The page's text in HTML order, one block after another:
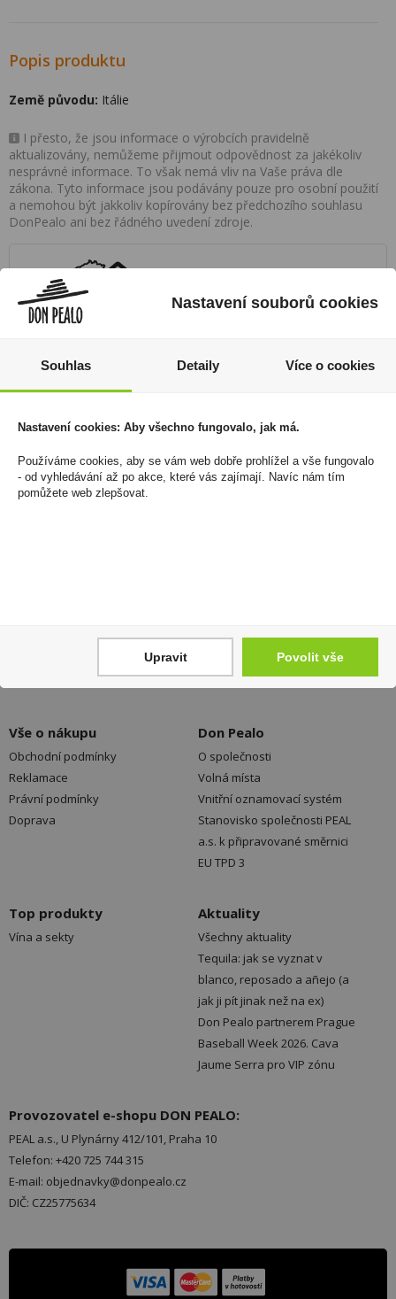
Popis produktu
Země původu: Itálie
I přesto, že jsou informace o výrobcích pravidelně
aktualizovány, nemůžeme přijmout odpovědnost za jakékoliv
nesprávné informace. To však nemá vliv na Vaše práva dle
zákona. Tyto informace jsou podávány pouze pro osobní použití
a nemohou být jakkoliv kopírovány bez předchozího souhlasu
DonPealo ani bez řádného uvedení zdroje.
Rozsáhlá síť prodejen
+420 725 744 315
denně 6:00 – 15:30 hod
Newsletter
neunikne Vám žádná akční nabídka a sleva!
místa ZDARMA
Platební možnosti
Vše o nákupu
Obchodní podmínky
Reklamace
Právní podmínky
Doprava
Don Pealo
O společnosti
Volná místa
Vnitřní oznamovací systém
Stanovisko společnosti PEAL
a.s. k připravované směrnici
EU TPD 3
Top produkty
Vína a sekty
Aktuality
Všechny aktuality
Tequila: jak se vyznat v
blanco, reposado a añejo (a
jak ji pít jinak než na ex)
Don Pealo partnerem Prague
Baseball Week 2026. Cava
Jaume Serra pro VIP zónu
Provozovatel e-shopu DON PEALO:
PEAL a.s., U Plynárny 412/101, Praha 10
Telefon: +420 725 744 315
E-mail: objednavky@donpealo.cz
DIČ: CZ25775634
Nastavení souborů cookies
Souhlas Detaily Více o cookies
Nastavení cookies: Aby všechno fungovalo, jak má.
Používáme cookies, aby se vám web dobře prohlížel a vše fungovalo
- od vyhledávání až po akce, které vás zajímají. Navíc nám tím
pomůžete web zlepšovat.
Upravit Povolit vše